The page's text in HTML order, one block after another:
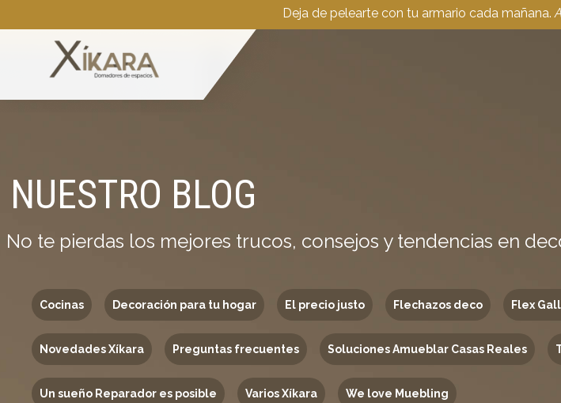
Deja de pelearte con tu armario cada mañana.
NUESTRO BLOG
No te pierdas los mejores trucos, consejos y tendencias en
Cocinas Decoración para tu hogar El precio justo Flechazos deco Flex
Novedades Xíkara Preguntas frecuentes Soluciones Amueblar Casas Reales
Un sueño Reparador es posible Varios Xíkara We love Muebling